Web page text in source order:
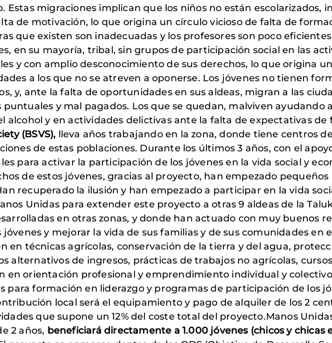
Estas migraciones implican que los niños no están escolarizados,
de motivación, lo que origina un círculo vicioso de falta de
que existen son inadecuadas y los profesores son poco
en su mayoría, tribal, sin grupos de participación social en las
y con amplio desconocimiento de sus derechos, lo que origina
a los que no se atreven a oponerse. Los jóvenes no tienen
y, ante la falta de oportunidades en sus aldeas, migran a las
y mal pagados. Los que se quedan, malviven ayudando
alcohol y en actividades delictivas ante la falta de expectativas de
(BSVS), lleva años trabajando en la zona, donde tiene centros
de estas poblaciones. Durante los últimos 3 años, con el
para activar la participación de los jóvenes en la vida social y
de estos jóvenes, gracias al proyecto, han empezado pequeños
recuperado la ilusión y han empezado a participar en la vida
Unidas para extender este proyecto a otras 9 aldeas de la
en otras zonas, y donde han actuado con muy buenos
y mejorar la vida de sus familias y de sus comunidades en
en técnicas agrícolas, conservación de la tierra y del agua,
alternativos de ingresos, prácticas de trabajos no agrícolas,
en orientación profesional y emprendimiento individual y
para formación en liderazgo y programas de participación de los
local será el equipamiento y pago de alquiler de los 2
que supone un 12% del coste total del proyecto.Manos
2 años, beneficiará directamente a 1.000 jóvenes (chicos y chicas